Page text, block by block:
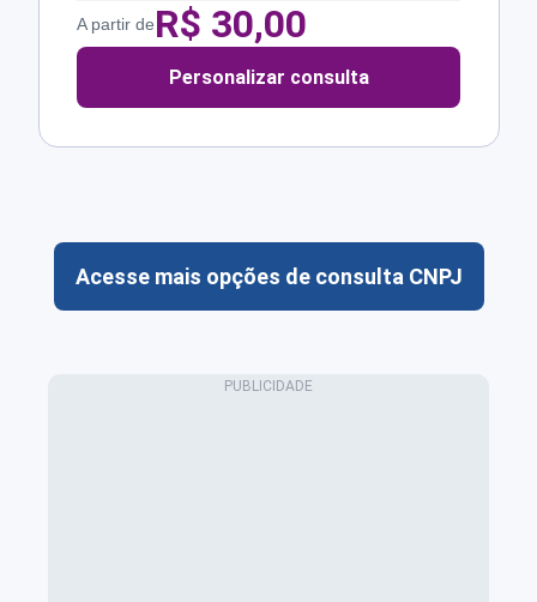
A partir deR$ 30,00
Personalizar consulta
Acesse mais opções de consulta CNPJ